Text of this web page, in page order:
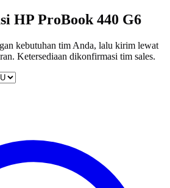
HP ProBook 440 G6
kebutuhan tim Anda, lalu kirim lewat
Ketersediaan dikonfirmasi tim sales.